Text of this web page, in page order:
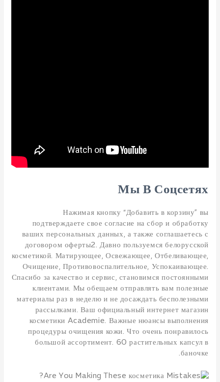
Мы В Соцсетях
Нажимая кнопку “Добавить в корзину” вы
подтверждаете свое согласие на сбор и обработку
ваших персональных данных, а также соглашаетесь с
договором оферты2. Давно пользуемся белорусской
косметикой. Матирующее, Освежающее, Отбеливающее,
Очищение, Противовоспалительное, Успокаивающее.
Спасибо за качество и сервис, становимся постоянными
клиентами. Мы обещаем отправлять вам полезные
материалы раз в неделю и не досаждать бесполезными
рассылками. Ваш официальный интернет магазин
косметики Academie. Важные нюансы выполнения
процедуры очищения кожи. Что очень понравилось
большой ассортимент. 60 растительных капсул в
баночке.